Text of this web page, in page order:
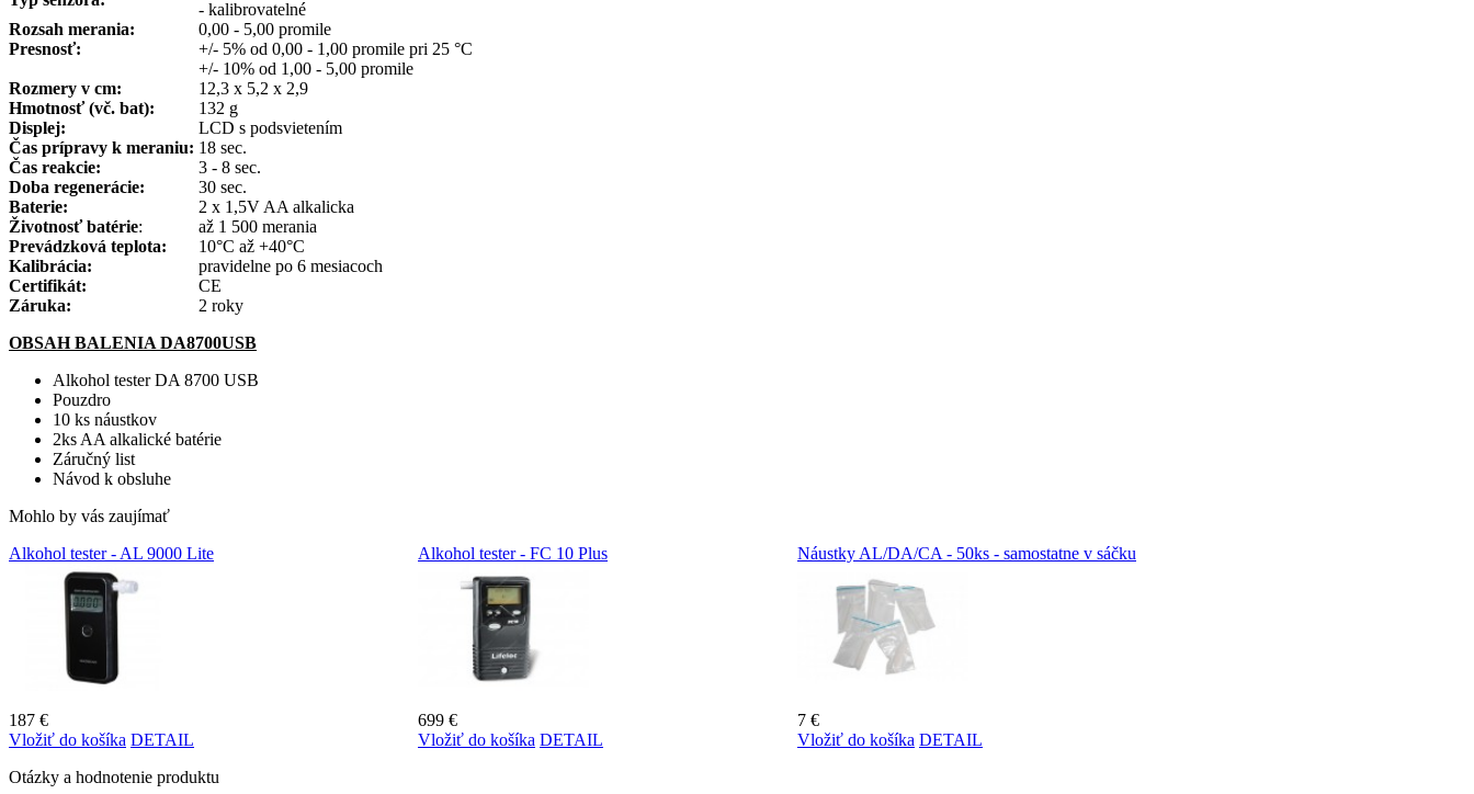
- kalibrovatelné
Rozsah merania:
0,00 - 5,00 promile
Presnosť:
+/- 5% od 0,00 - 1,00 promile pri 25 °C
+/- 10% od 1,00 - 5,00 promile
Rozmery v cm:
12,3 x 5,2 x 2,9
Hmotnosť(vč. bat):
132 g
Displej:
LCD s podsvietením
Čas prípravy k meraniu: 18 sec.
Čas reakcie:
3 - 8 sec.
Doba regenerácie:
30 sec.
Baterie:
2 x 1,5V AA alkalicka
Životnosť batérie:
až 1 500 merania
Prevádzková teplota:
10°C až +40°C
Kalibrácia:
pravidelne po 6 mesiacoch
Certifikát:
CE
Záruka:
2 roky
OBSAH BALENIA DA8700USB
Alkohol tester DA 8700 USB
Pouzdro
10 ks náustkov
2ks AA alkalické batérie
Záručný list
Návod k obsluhe
Mohlo by vás zaujímať
Alkohol tester - AL 9000 Lite
Alkohol tester - FC 10 Plus Náustky AL/DA/CA - 50ks - samostatne v sáčku
187 €
Vložiť do košíka DETAIL
699 €
Vložiť do košíka DETAIL
7 €
Vložiť do košíka DETAIL
Otázky a hodnotenie produktu